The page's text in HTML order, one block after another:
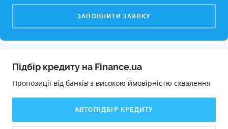
ЗАПОВНИТИ ЗАЯВКУ
Підбір кредиту на Finance.ua
Пропозиції від банків з високою ймовірністю схвалення️
АВТОПІДБІР КРЕДИТУ